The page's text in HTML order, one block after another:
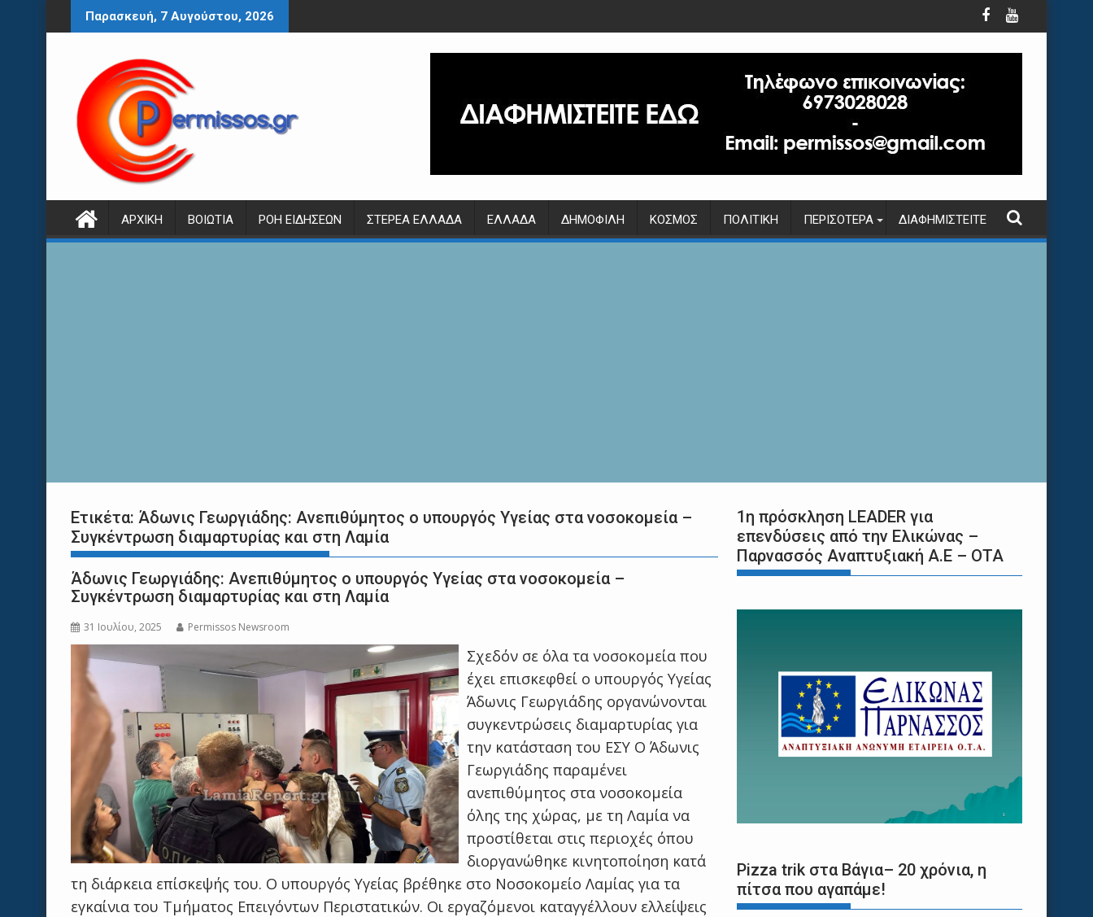
Περάστε
στο
Παρασκευή, 7 Αυγούστου, 2026
ΑΡΧΙΚΉ ΒΟΙΩΤΊΑ ΡΟΉ ΕΙΔΉΣΕΩΝ ΣΤΕΡΕΆ ΕΛΛΆΔΑ ΕΛΛΆΔΑ ΔΗΜΟΦΙΛΉ ΚΌΣΜΟΣ ΠΟΛΙΤΙΚΉ ΠΕΡΙΣΌΤΕΡΑ ΔΙΑΦΗΜΙΣΤΕΊΤΕ
Ετικέτα: Άδωνις Γεωργιάδης: Ανεπιθύμητος ο υπουργός Υγείας στα νοσοκομεία –
Συγκέντρωση διαμαρτυρίας και στη Λαμία
Άδωνις Γεωργιάδης: Ανεπιθύμητος ο υπουργός Υγείας στα νοσοκομεία –
Συγκέντρωση διαμαρτυρίας και στη Λαμία
31 Ιουλίου, 2025 Permissos Newsroom
Σχεδόν σε όλα τα νοσοκομεία που
έχει επισκεφθεί ο υπουργός Υγείας
Άδωνις Γεωργιάδης οργανώνονται
συγκεντρώσεις διαμαρτυρίας για
την κατάσταση του ΕΣΥ Ο Άδωνις
Γεωργιάδης παραμένει
ανεπιθύμητος στα νοσοκομεία
όλης της χώρας, με τη Λαμία να
προστίθεται στις περιοχές όπου
διοργανώθηκε κινητοποίηση κατά
τη διάρκεια επίσκεψής του. Ο υπουργός Υγείας βρέθηκε στο Νοσοκομείο Λαμίας για τα
εγκαίνια του Τμήματος Επειγόντων Περιστατικών. Οι εργαζόμενοι καταγγέλλουν ελλείψεις
1η πρόσκληση LEADER για
επενδύσεις από την Ελικώνας –
Παρνασσός Αναπτυξιακή Α.Ε – ΟΤΑ
Pizza trik στα Βάγια– 20 χρόνια, η
πίτσα που αγαπάμε!